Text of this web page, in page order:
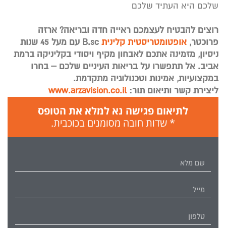
שלכם היא העתיד שלכם
רוצים להבטיח לעצמכם ראייה חדה ובריאה? ארזה
פרוכטר, אופטומטריסטית קלינית
B.sc עם מעל 45 שנות
ניסיון, מזמינה אתכם לאבחון מקיף ויסודי בקליניקה ברמת
אביב. אל תתפשרו על בריאות העיניים שלכם – בחרו
במקצועיות, אמינות וטכנולוגיה מתקדמת.
ליצירת קשר ותיאום תור: www.arzavision.co.il
לתיאום פגישה נא למלא את הטופס
* שדות חובה מסומנים בכוכבית.